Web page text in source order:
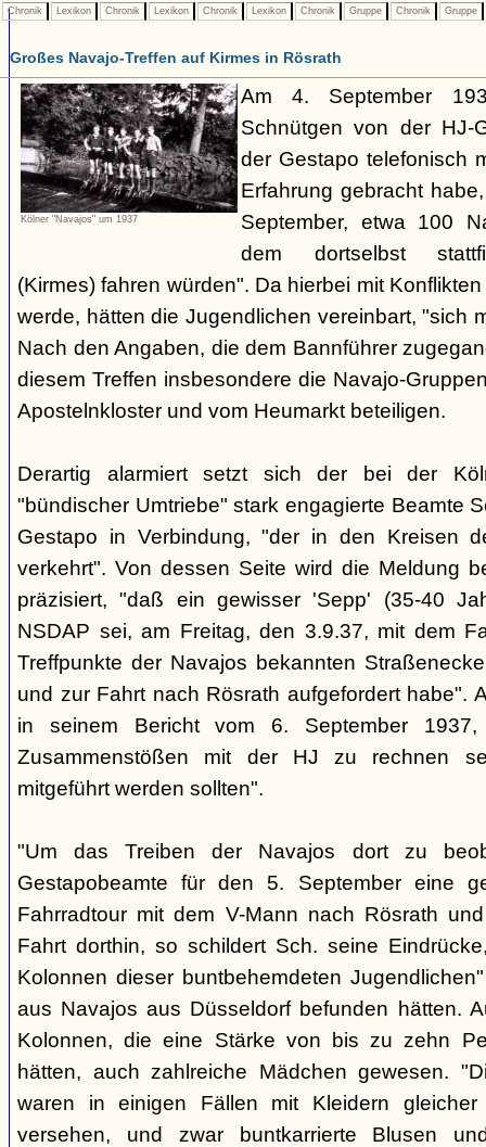
Chronik Lexikon Chronik Lexikon Chronik Lexikon Chronik Gruppe Chronik Gruppe
Großes Navajo-Treffen auf Kirmes in Rösrath
Kölner "Navajos" um 1937
Am 4. September
Schnütgen von der HJ-
der Gestapo telefonisch
Erfahrung gebracht
September, etwa 100
dem dortselbst
(Kirmes) fahren würden". Da hierbei mit
werde, hätten die Jugendlichen vereinbart, "sich
Nach den Angaben, die dem Bannführer
diesem Treffen insbesondere die Navajo-
Apostelnkloster und vom Heumarkt beteiligen.
Derartig alarmiert setzt sich der bei der
"bündischer Umtriebe" stark engagierte Beamte
Gestapo in Verbindung, "der in den Kreisen
verkehrt". Von dessen Seite wird die Meldung
präzisiert, "daß ein gewisser 'Sepp' (35-40
NSDAP sei, am Freitag, den 3.9.37, mit dem
Treffpunkte der Navajos bekannten
und zur Fahrt nach Rösrath aufgefordert habe".
in seinem Bericht vom 6. September
Zusammenstößen mit der HJ zu rechnen
mitgeführt werden sollten".
"Um das Treiben der Navajos dort zu
Gestapobeamte für den 5. September eine
Fahrradtour mit dem V-Mann nach Rösrath
Fahrt dorthin, so schildert Sch. seine
Kolonnen dieser buntbehemdeten
aus Navajos aus Düsseldorf befunden hätten.
Kolonnen, die eine Stärke von bis zu zehn
hätten, auch zahlreiche Mädchen gewesen.
waren in einigen Fällen mit Kleidern
versehen, und zwar buntkarrierte Blusen